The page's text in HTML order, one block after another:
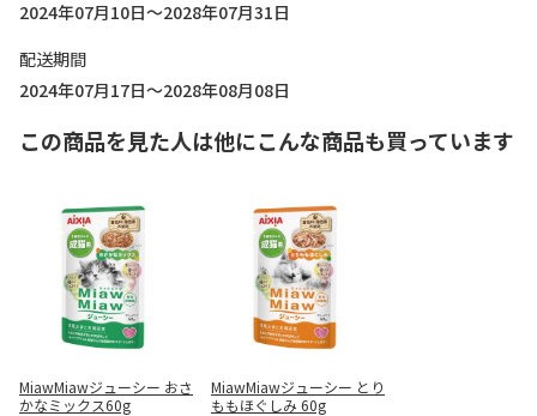
2024年07月10日～2028年07月31日
配送期間
2024年07月17日～2028年08月08日
この商品を見た人は他にこんな商品も買っています
MiawMiawジューシー おさ
かなミックス60g
MiawMiawジューシー とり
ももほぐしみ 60g